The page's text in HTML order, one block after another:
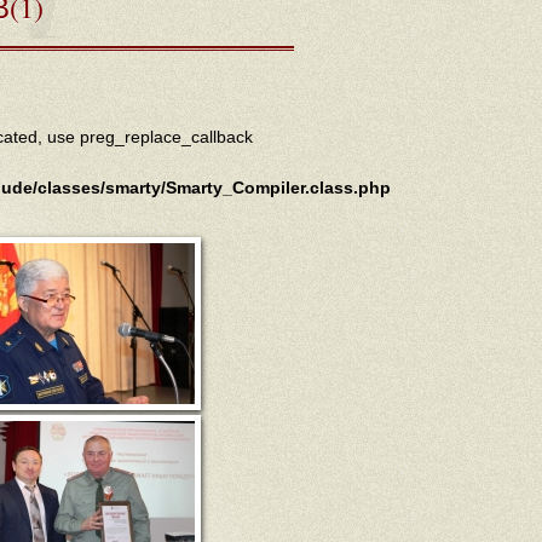
use preg_replace_callback
classes/smarty/Smarty_Compiler.class.php